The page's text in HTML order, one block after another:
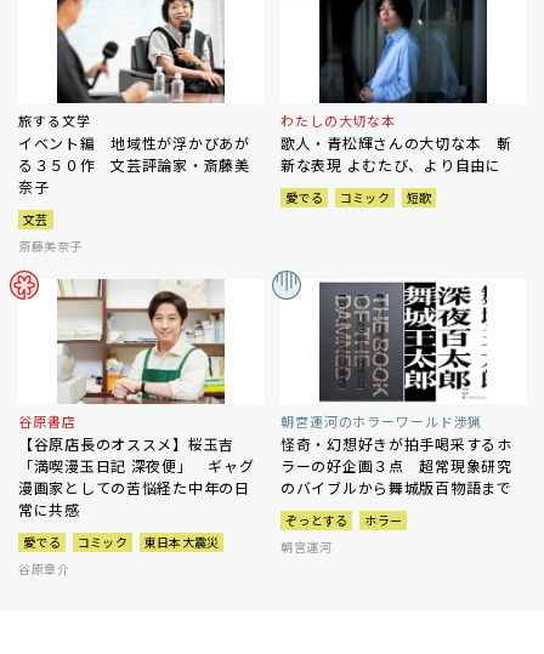
旅する文学
イベント編 地域性が浮かびあが
る３５０作 文芸評論家・斎藤美
奈子
文芸
斎藤美奈子
わたしの大切な本
歌人・青松輝さんの大切な本 斬
新な表現 よむたび、より自由に
愛でる コミック 短歌
谷原書店
【谷原店長のオススメ】桜玉吉
「満喫漫玉日記 深夜便」 ギャグ
漫画家としての苦悩経た中年の日
常に共感
愛でる コミック
東日本大震災
谷原章介
朝宮運河のホラーワールド渉猟
怪奇・幻想好きが拍手喝采するホ
ラーの好企画３点 超常現象研究
のバイブルから舞城版百物語まで
ぞっとする
ホラー
朝宮運河